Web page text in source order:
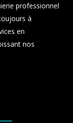
professionnel
à
en
nos